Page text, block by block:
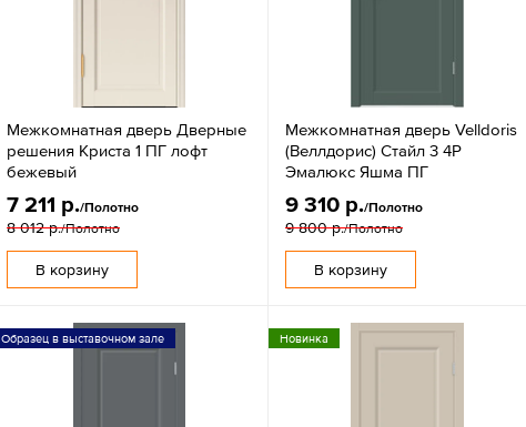
Межкомнатная дверь Дверные
решения Криста 1 ПГ лофт
бежевый
7 211 р./Полотно
8 012 р./Полотно
В корзину
Межкомнатная дверь Velldoris
(Веллдорис) Стайл 3 4P
Эмалюкс Яшма ПГ
9 310 р./Полотно
9 800 р./Полотно
В корзину
Образец в выставочном зале Новинка